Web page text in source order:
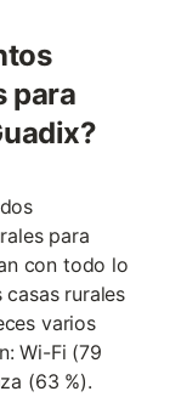
para
para
con todo lo
casas rurales
varios
Wi-Fi (79
(63 %).